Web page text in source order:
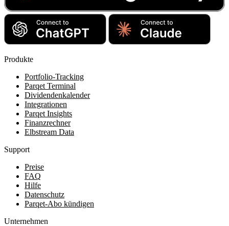
Produkte
Portfolio-Tracking
Parqet Terminal
Dividendenkalender
Integrationen
Parqet Insights
Finanzrechner
Elbstream Data
Support
Preise
FAQ
Hilfe
Datenschutz
Parqet-Abo kündigen
Unternehmen